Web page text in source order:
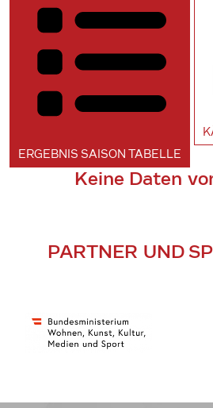
ERGEBNIS SAISON TABELLE
Keine Daten
PARTNER UND